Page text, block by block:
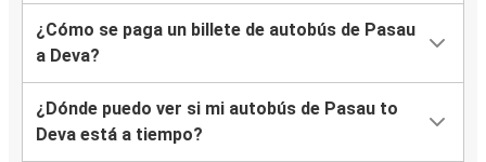
¿Cómo se paga un billete de autobús de Pasau
a Deva?
¿Dónde puedo ver si mi autobús de Pasau to
Deva está a tiempo?